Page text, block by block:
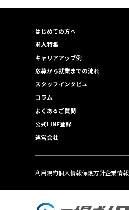
はじめての方へ
求人特集
キャリアアップ例
応募から就業までの流れ
スタッフインタビュー
コラム
よくあるご質問
公式LINE登録
運営会社
利用規約個人情報保護方針企業情報